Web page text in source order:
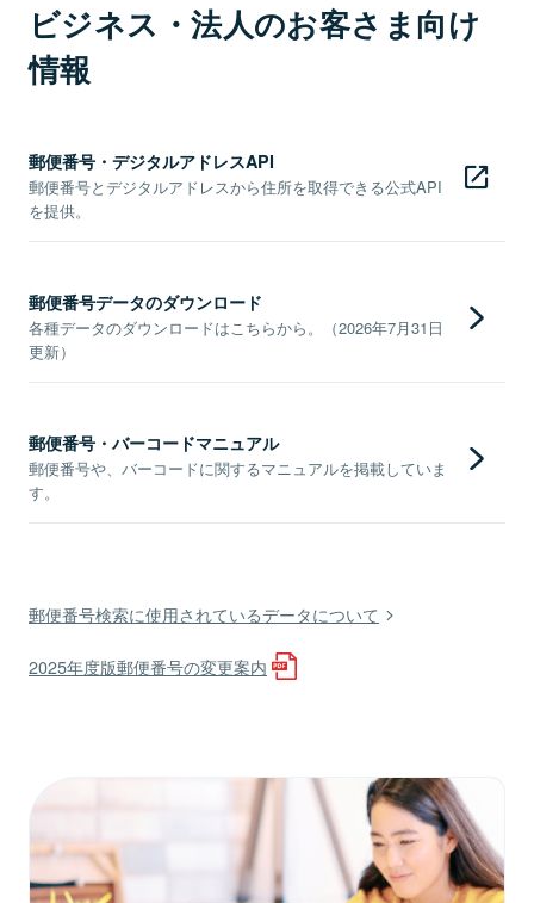
ビジネス・法人のお客さま向け
情報
郵便番号・デジタルアドレスAPI
郵便番号とデジタルアドレスから住所を取得できる公式API
を提供。
郵便番号データのダウンロード
各種データのダウンロードはこちらから。（2026年7月31日
更新）
郵便番号・バーコードマニュアル
郵便番号や、バーコードに関するマニュアルを掲載していま
す。
郵便番号検索に使用されているデータについて
2025年度版郵便番号の変更案内